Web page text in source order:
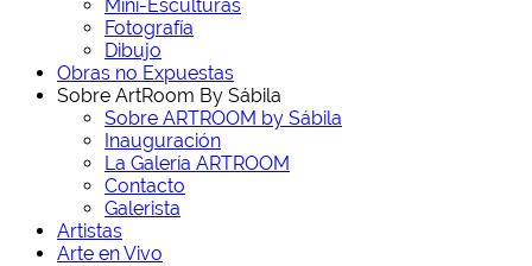
Mini-Esculturas
Fotografía
Dibujo
Obras no Expuestas
Sobre ArtRoom By Sábila
Sobre ARTROOM by Sábila
Inauguración
La Galería ARTROOM
Contacto
Galerista
Artistas
Arte en Vivo